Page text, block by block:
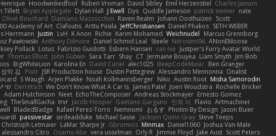
Hoodwinkedfool Ruben Vroman David Sibley Emil Herzenstiel Charles Janson
Tillett Bryan Applegate Dylan Hall J Ewell Dys Quddle Jameson patrick siemer nate
Olivié Bouchard Damiano Mazzocchini Raven Realm Johann Oosthuizen Scott
Academy of Art Clafoutis Arttu Piisila JeffChristiansen Daniel Phakos SETH WEBER
Herrmann Justin LvH K Anon Richie Karim Mohamed Weichnudel Marcus Grennborg
Pawłowski Anthony Dilmore Daniel Schmid Leal Steele Nitrosimi96 ANonEMoose
Pollack Lotus Fabrizio Guidotti Esbern Hansen ran nie Justper's Furry Avatar World
Thomas Elliott John Gutwin Sara Tarr Shay CT Jermaine Bouyea Liam Smyth Jim Bob
BigWhiteLion Karolina En David Curiel alec1025 BeepCodeMusic Ben Granger
성익 김 Piotr JSR Production house Dustin Pettegrew Alessandro Mennonna Onalist
S Waugh Arjen Plakke Noah Kollmannsberger Niko Austin Root Misha Samorodin
שי DerHitsch We Don't Know What A Car Is James Patel Joeri Woudstra Rochelle Bricker
Adam Hutchinson Neet EchoTheComposer Andreas Stockmayer Ernesto Gomez
TheSmallGacha trvr Jacob Hooper Gaetano Gargano 민희 이 Flavio Artmachiner
BladedBadge Rafael Perez-Torro Nemnomi おるす Photini By Design Jason Buier
passivestar sirdeadduke Michael Sasse Jackson Quinn Gray Steve Teeps
Christoph Letmaier LaMar Sharpe Jr Gbromios Minmax Daniel1060 Joshua Van-Male
alessandro Citro Osamu Abe vera usselman Orly R Jimmie Floyd Jake Aust Scott Peters